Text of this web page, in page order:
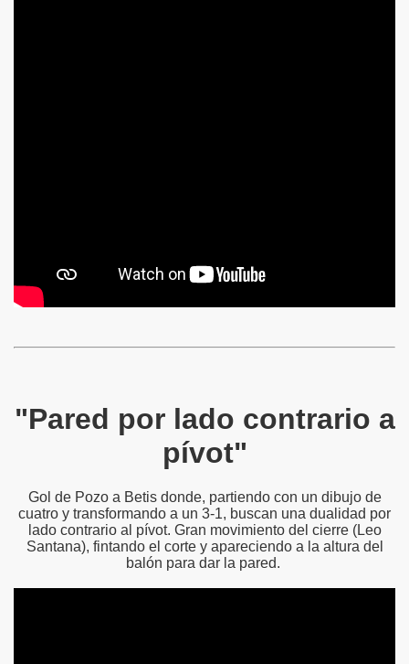
"Pared por lado contrario a
pívot"
Gol de Pozo a Betis donde, partiendo con un dibujo de
cuatro y transformando a un 3-1, buscan una dualidad por
lado contrario al pívot. Gran movimiento del cierre (Leo
Santana), fintando el corte y apareciendo a la altura del
balón para dar la pared.